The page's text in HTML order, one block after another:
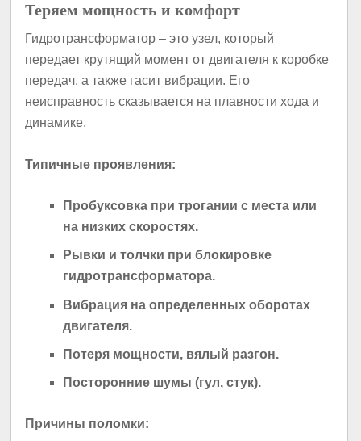
Теряем мощность и комфорт
Гидротрансформатор – это узел, который
передает крутящий момент от двигателя к коробке
передач, а также гасит вибрации. Его
неисправность сказывается на плавности хода и
динамике.
Типичные проявления:
Пробуксовка при трогании с места или
на низких скоростях.
Рывки и толчки при блокировке
гидротрансформатора.
Вибрация на определенных оборотах
двигателя.
Потеря мощности, вялый разгон.
Посторонние шумы (гул, стук).
Причины поломки: